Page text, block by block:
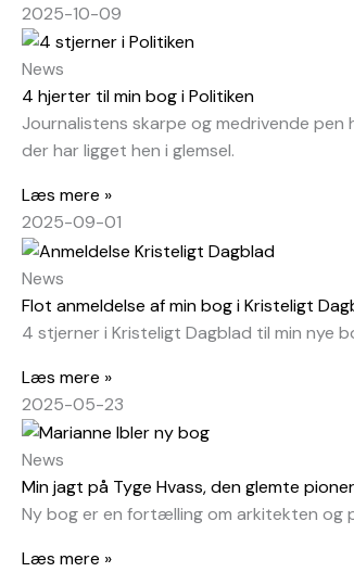
2025-10-09
News
4 hjerter til min bog i Politiken
Journalistens skarpe og medrivende
der har ligget hen i glemsel.
Læs mere »
2025-09-01
News
Flot anmeldelse af min bog i Kristeligt
4 stjerner i Kristeligt Dagblad til min nye
Læs mere »
2025-05-23
News
Min jagt på Tyge Hvass, den glemte pioner
Ny bog er en fortælling om arkitekten og
Læs mere »